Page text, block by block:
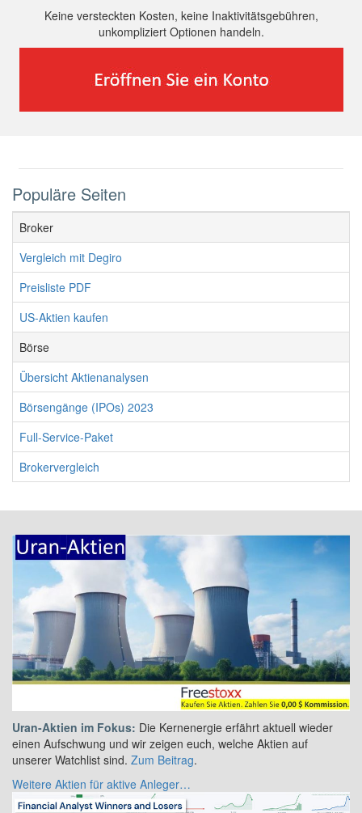
Keine versteckten Kosten, keine Inaktivitätsgebühren,
unkompliziert Optionen handeln.
Populäre Seiten
Broker
Vergleich mit Degiro
Preisliste PDF
US-Aktien kaufen
Börse
Übersicht Aktienanalysen
Börsengänge (IPOs) 2023
Full-Service-Paket
Brokervergleich
Uran-Aktien im Fokus: Die Kernenergie erfährt aktuell wieder
einen Aufschwung und wir zeigen euch, welche Aktien auf
unserer Watchlist sind. Zum Beitrag.
Weitere Aktien für aktive Anleger…